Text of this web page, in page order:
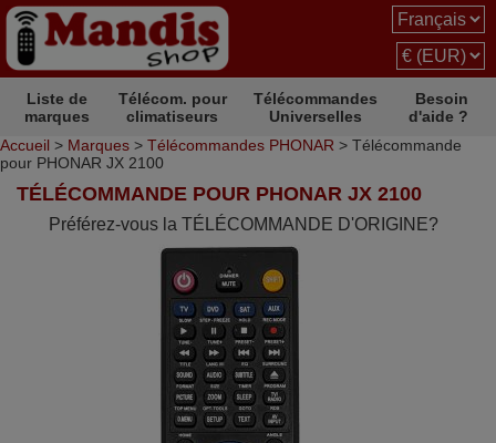
Liste de
marques
Télécom. pour
climatiseurs
Télécommandes
Universelles
Besoin
d'aide ?
Accueil > Marques > Télécommandes PHONAR > Télécommande
pour PHONAR JX 2100
TÉLÉCOMMANDE POUR PHONAR JX 2100
Préférez-vous la TÉLÉCOMMANDE D'ORIGINE?